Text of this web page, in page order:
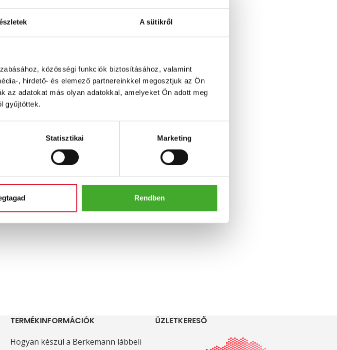
A sütikről
közösségi funkciók biztosításához, valamint
, hirdető- és elemező partnereinkkel megosztjuk az Ön
az adatokat más olyan adatokkal, amelyeket Ön adott meg
gyűjtöttek.
Statisztikai Marketing
Rendben
Valex D Hallux nappali kötés
TERMÉKINFORMÁCIÓK
Hogyan készül a Berkemann lábbeli
ÜZLETKERESŐ